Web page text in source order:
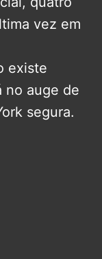
vez em
existe
no auge de
segura.